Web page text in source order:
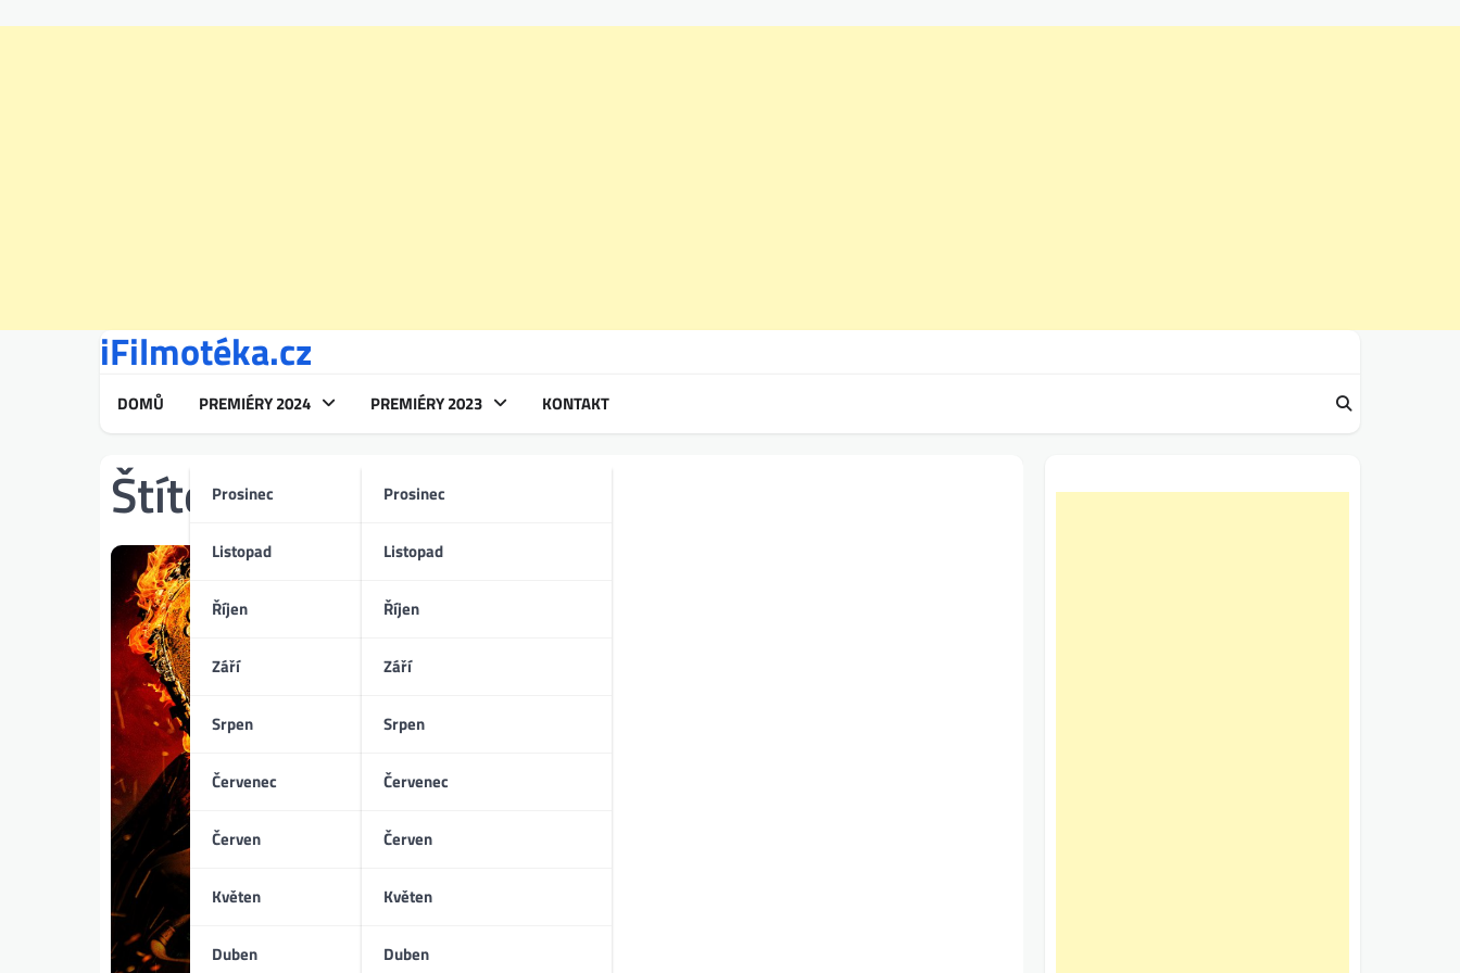
iFilmotéka.cz
DOMŮ PREMIÉRY 2024
Prosinec
Listopad
Říjen
Září
Srpen
Červenec
Červen
Květen
Duben
PREMIÉRY 2023
Prosinec
Listopad
Říjen
Září
Srpen
Červenec
Červen
Květen
Duben
KONTAKT
Štítek:Ryan Oliva